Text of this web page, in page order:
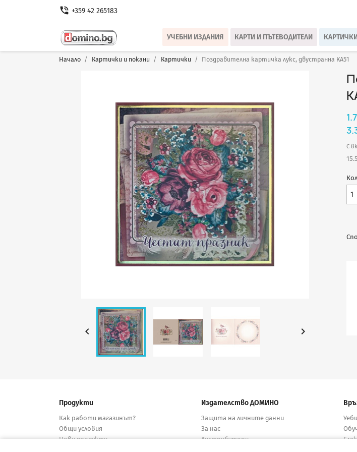
phone_in_talk +359 42 265183
УЧЕБНИ ИЗДАНИЯ КАРТИ И ПЪТЕВОДИТЕЛИ
Начало Картички и покани Картички Поздравителна картичка лукс, двустранна КА51
 
С
Продукти
Как работи магазинът?
Общи условия
Нови продукти
Издателство ДОМИНО
Защита на личните данни
За нас
Дистрибутори